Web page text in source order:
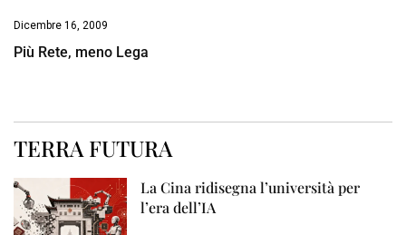
Dicembre 16, 2009
Più Rete, meno Lega
TERRA FUTURA
La Cina ridisegna l’università per
l’era dell’IA